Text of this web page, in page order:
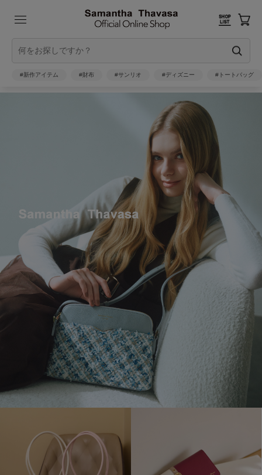
#新作アイテム #財布 #サンリオ #ディズニー #トートバッグ